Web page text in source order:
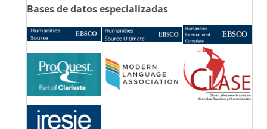
Bases de datos especializadas